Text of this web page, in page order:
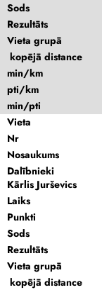
Sods
Rezultāts
Vieta grupā
kopējā distance
min/km
pti/km
min/pti
Vieta
Nr
Nosaukums
Dalībnieki
Kārlis Jurševics
Laiks
Punkti
Sods
Rezultāts
Vieta grupā
kopējā distance